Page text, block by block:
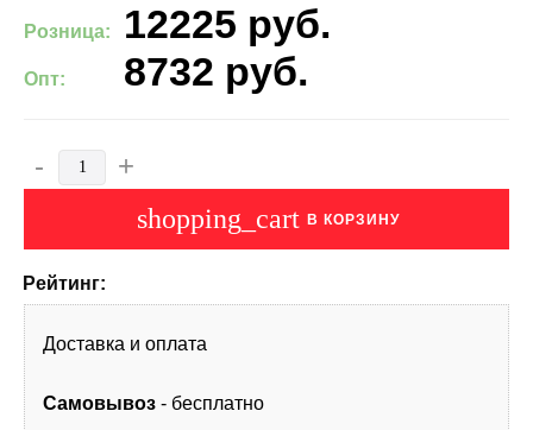
Розница: 12225 руб.
Опт: 8732 руб.
- +
shopping_cart В КОРЗИНУ
Рейтинг:
Доставка и оплата
Самовывоз - бесплатно